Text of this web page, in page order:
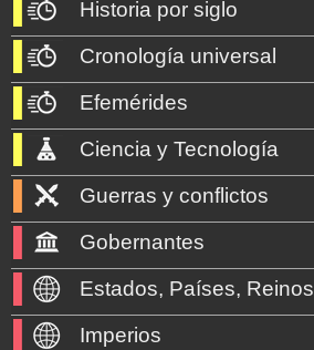
Historia por siglo
Cronología universal
Efemérides
Ciencia y Tecnología
Guerras y conflictos
Gobernantes
Estados, Países, Reinos
Imperios